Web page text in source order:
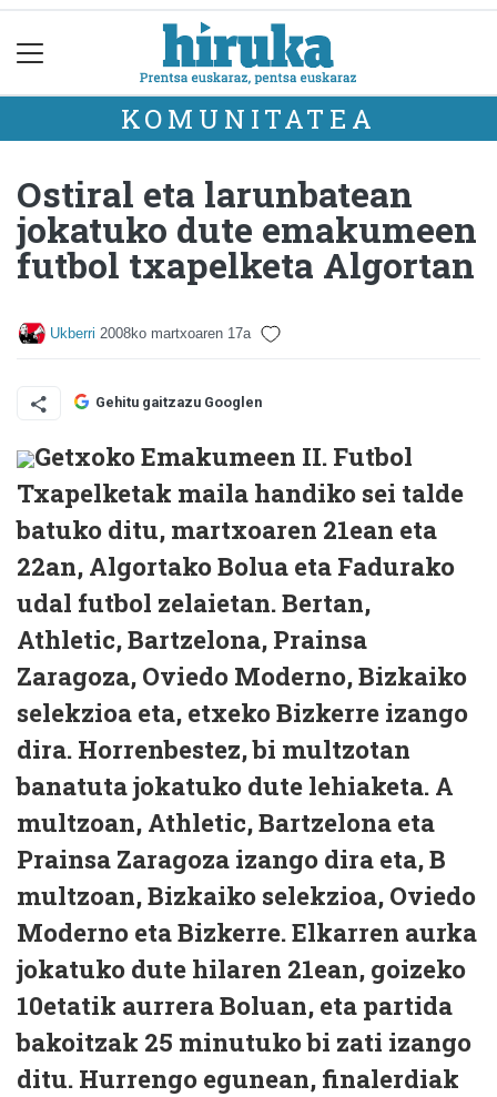
KOMUNITATEA
Ostiral eta larunbatean
jokatuko dute emakumeen
futbol txapelketa Algortan
Ukberri 2008ko martxoaren 17a
Gehitu gaitzazu Googlen
Getxoko Emakumeen II. Futbol
Txapelketak maila handiko sei talde
batuko ditu, martxoaren 21ean eta
22an, Algortako Bolua eta Fadurako
udal futbol zelaietan. Bertan,
Athletic, Bartzelona, Prainsa
Zaragoza, Oviedo Moderno, Bizkaiko
selekzioa eta, etxeko Bizkerre izango
dira. Horrenbestez, bi multzotan
banatuta jokatuko dute lehiaketa. A
multzoan, Athletic, Bartzelona eta
Prainsa Zaragoza izango dira eta, B
multzoan, Bizkaiko selekzioa, Oviedo
Moderno eta Bizkerre. Elkarren aurka
jokatuko dute hilaren 21ean, goizeko
10etatik aurrera Boluan, eta partida
bakoitzak 25 minutuko bi zati izango
ditu. Hurrengo egunean, finalerdiak